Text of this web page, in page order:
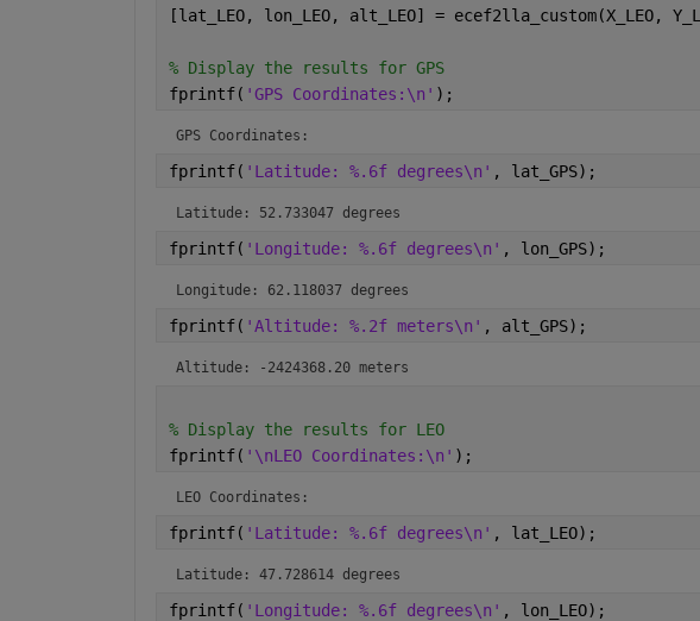
[lat_LEO, lon_LEO, alt_LEO] = ecef2lla_custom(X_LEO,
% Display the results for GPS
fprintf( 'GPS Coordinates:\n' );
GPS Coordinates:
fprintf( 'Latitude: %.6f degrees\n' , lat_GPS);
Latitude: 52.733047 degrees
fprintf( 'Longitude: %.6f degrees\n' , lon_GPS);
Longitude: 62.118037 degrees
fprintf( 'Altitude: %.2f meters\n' , alt_GPS);
Altitude: -2424368.20 meters
% Display the results for LEO
fprintf( '\nLEO Coordinates:\n' );
LEO Coordinates:
fprintf( 'Latitude: %.6f degrees\n' , lat_LEO);
Latitude: 47.728614 degrees
fprintf( 'Longitude: %.6f degrees\n' , lon_LEO);